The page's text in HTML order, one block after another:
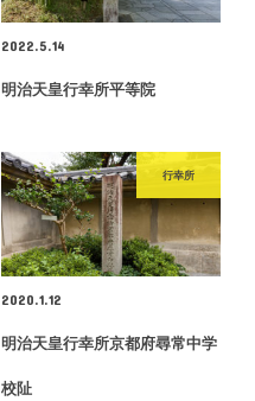
2022.5.14
明治天皇行幸所平等院
行幸所
2020.1.12
明治天皇行幸所京都府尋常中学
校阯